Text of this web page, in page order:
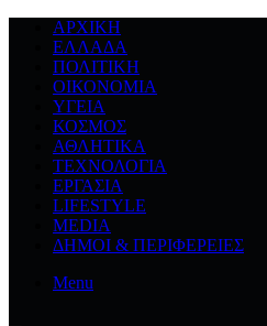
ΑΡΧΙΚΉ
ΕΛΛΆΔΑ
ΠΟΛΙΤΙΚΉ
ΟΙΚΟΝΟΜΊΑ
ΥΓΕΊΑ
ΚΌΣΜΟΣ
ΑΘΛΗΤΙΚΆ
ΤΕΧΝΟΛΟΓΙΆ
ΕΡΓΑΣΊΑ
LIFESTYLE
MEDIA
ΔΉΜΟΙ & ΠΕΡΙΦΈΡΕΙΕΣ
Menu